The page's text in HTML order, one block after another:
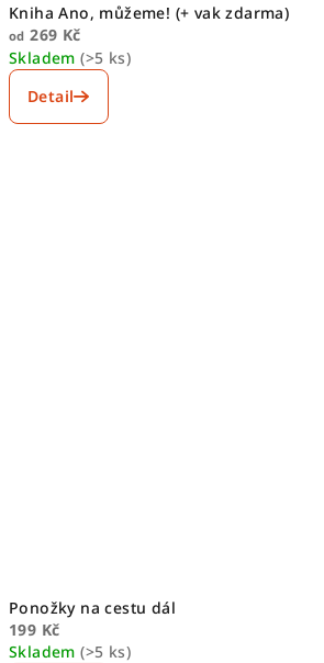
Kniha Ano, můžeme! (+ vak zdarma)
od 269 Kč
Skladem(>5 ks)
Detail
Ponožky na cestu dál
199 Kč
Skladem(>5 ks)